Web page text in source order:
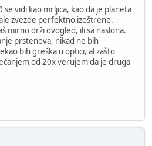
se vidi kao mrljica, kao da je planeta
zvezde perfektno izoštrene.
mirno drži dvogled, ili sa naslona.
prstenova, nikad ne bih
bih greška u optici, al zašto
od 20x verujem da je druga